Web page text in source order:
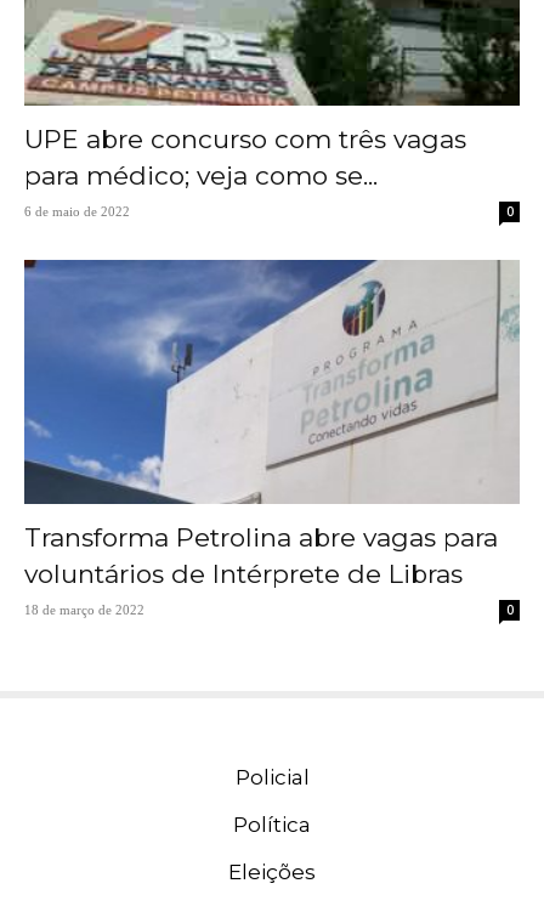
UPE abre concurso com três vagas
para médico; veja como se...
6 de maio de 2022 0
Transforma Petrolina abre vagas para
voluntários de Intérprete de Libras
18 de março de 2022 0
Policial
Política
Eleições